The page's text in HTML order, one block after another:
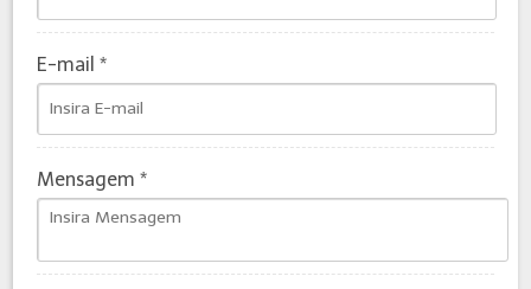
E-mail *
Mensagem *